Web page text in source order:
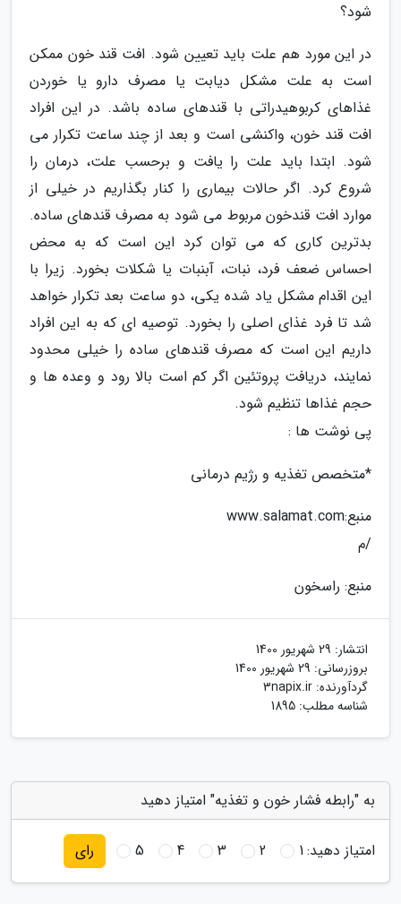
شود؟
در این مورد هم علت باید تعیین شود. افت قند خون ممکن
است به علت مشکل دیابت یا مصرف دارو یا خوردن
غذاهای کربوهیدراتی با قندهای ساده باشد. در این افراد
افت قند خون، واکنشی است و بعد از چند ساعت تکرار می
شود. ابتدا باید علت را یافت و برحسب علت، درمان را
شروع کرد. اگر حالات بیماری را کنار بگذاریم در خیلی از
موارد افت قندخون مربوط می شود به مصرف قندهای ساده.
بدترین کاری که می توان کرد این است که به محض
احساس ضعف فرد، نبات، آبنبات یا شکلات بخورد. زیرا با
این اقدام مشکل یاد شده یکی، دو ساعت بعد تکرار خواهد
شد تا فرد غذای اصلی را بخورد. توصیه ای که به این افراد
داریم این است که مصرف قندهای ساده را خیلی محدود
نمایند، دریافت پروتئین اگر کم است بالا رود و وعده ها و
حجم غذاها تنظیم شود.
پی نوشت ها :
*متخصص تغذیه و رژیم درمانی
منبع:www.salamat.com
/م
منبع: راسخون
انتشار: 29 شهریور 1400
بروزرسانی: 29 شهریور 1400
گردآورنده: 3napix.ir
شناسه مطلب: 1895
به "رابطه فشار خون و تغذیه" امتیاز دهید
امتیاز دهید:1
2
3
4
5 رای